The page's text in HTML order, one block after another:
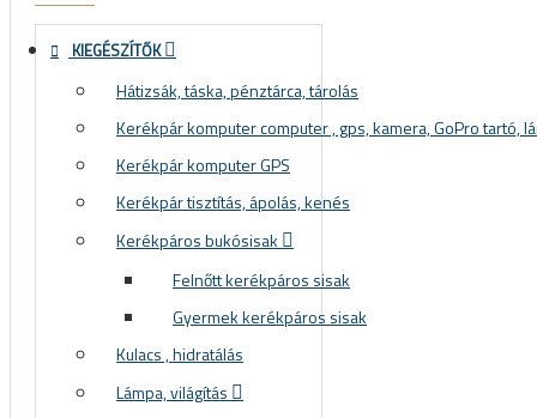
KIEGÉSZÍTŐK
Hátizsák, táska, pénztárca, tárolás
Kerékpár komputer computer , gps, kamera, GoPro tartó,
Kerékpár komputer GPS
Kerékpár tisztítás, ápolás, kenés
Kerékpáros bukósisak
Felnőtt kerékpáros sisak
Gyermek kerékpáros sisak
Kulacs , hidratálás
Lámpa, világítás